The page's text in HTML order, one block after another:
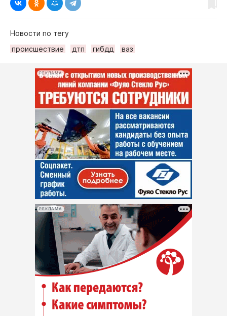
Новости по тегу
происшествие
дтп гибдд ваз
РЕКЛАМА
РЕКЛАМА